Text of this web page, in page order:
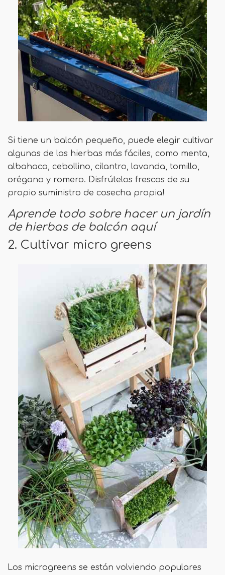
Si tiene un balcón pequeño, puede elegir cultivar
algunas de las hierbas más fáciles, como menta,
albahaca, cebollino, cilantro, lavanda, tomillo,
orégano y romero. Disfrútelos frescos de su
propio suministro de cosecha propia!
Aprende todo sobre hacer un jardín
de hierbas de balcón aquí
2. Cultivar micro greens
Los microgreens se están volviendo populares